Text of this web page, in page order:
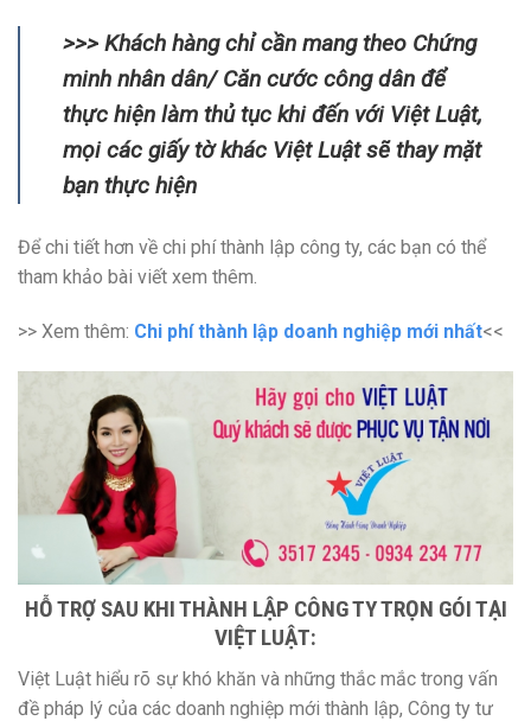
>>> Khách hàng chỉ cần mang theo Chứng
minh nhân dân/ Căn cước công dân để
thực hiện làm thủ tục khi đến với Việt Luật,
mọi các giấy tờ khác Việt Luật sẽ thay mặt
bạn thực hiện
Để chi tiết hơn về chi phí thành lập công ty, các bạn có thể
tham khảo bài viết xem thêm.
>> Xem thêm: Chi phí thành lập doanh nghiệp mới nhất<<
HỖ TRỢ SAU KHI THÀNH LẬP CÔNG TY TRỌN GÓI TẠI
VIỆT LUẬT:
Việt Luật hiểu rõ sự khó khăn và những thắc mắc trong vấn
đề pháp lý của các doanh nghiệp mới thành lập, Công ty tư